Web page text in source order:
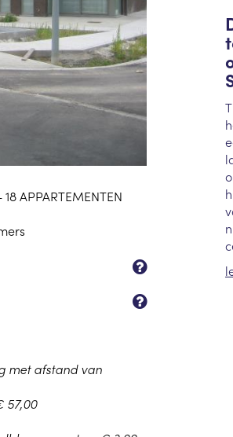
APPARTEMENTEN
met afstand van
57,00